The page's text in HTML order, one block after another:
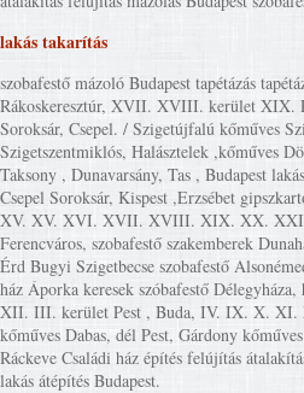
lakás takarítás
szobafestő mázoló Budapest tapétázás
Rákoskeresztúr, XVII. XVIII. kerület XIX.
Soroksár, Csepel. / Szigetújfalú kőműves
Szigetszentmiklós, Halásztelek ,kőműves
Taksony , Dunavarsány, Tas , Budapest
Csepel Soroksár, Kispest ,Erzsébet
XV. XV. XVI. XVII. XVIII. XIX. XX.
Ferencváros, szobafestő szakemberek
Érd Bugyi Szigetbecse szobafestő
ház Áporka keresek szóbafestő
XII. III. kerület Pest , Buda, IV. IX. X.
kőműves Dabas, dél Pest, Gárdony
Ráckeve Családi ház építés felújítás
lakás átépítés Budapest.